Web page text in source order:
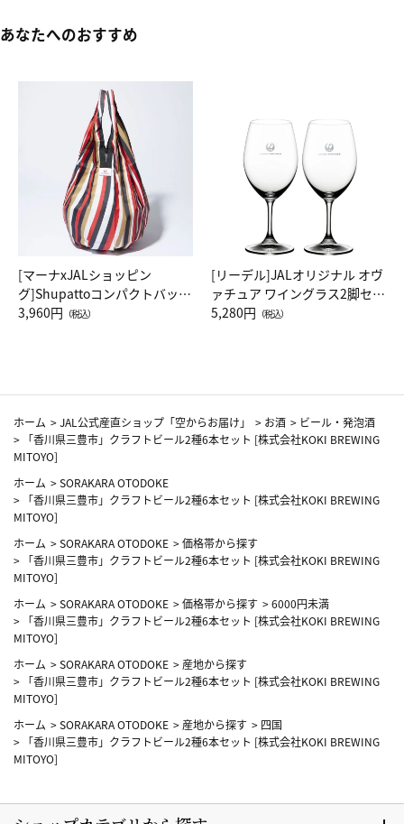
あなたへのおすすめ
[マーナxJALショッピン
グ]Shupattoコンパクトバッグ
Drop JAL客室乗務員（LC）ス
3,960円 （税込）
[リーデル]JALオリジナル オヴ
ァチュア ワイングラス2脚セッ
ト（レッドワイン）
5,280円 （税込）
ホーム >JAL公式産直ショップ「空からお届け」 > お酒 > ビール・発泡酒
> 「香川県三豊市」クラフトビール2種6本セット [株式会社KOKI BREWING
MITOYO]
ホーム >SORAKARA OTODOKE
> 「香川県三豊市」クラフトビール2種6本セット [株式会社KOKI BREWING
MITOYO]
ホーム >SORAKARA OTODOKE >価格帯から探す
> 「香川県三豊市」クラフトビール2種6本セット [株式会社KOKI BREWING
MITOYO]
ホーム >SORAKARA OTODOKE >価格帯から探す >6000円未満
> 「香川県三豊市」クラフトビール2種6本セット [株式会社KOKI BREWING
MITOYO]
ホーム >SORAKARA OTODOKE > 産地から探す
> 「香川県三豊市」クラフトビール2種6本セット [株式会社KOKI BREWING
MITOYO]
ホーム >SORAKARA OTODOKE > 産地から探す > 四国
> 「香川県三豊市」クラフトビール2種6本セット [株式会社KOKI BREWING
MITOYO]